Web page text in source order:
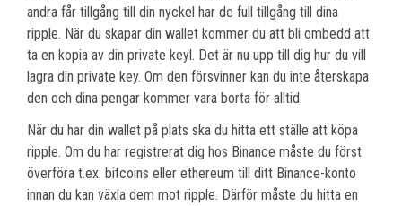
andra får tillgång till din nyckel har de full tillgång till dina
ripple. När du skapar din wallet kommer du att bli ombedd att
ta en kopia av din private keyl. Det är nu upp till dig hur du vill
lagra din private key. Om den försvinner kan du inte återskapa
den och dina pengar kommer vara borta för alltid.
När du har din wallet på plats ska du hitta ett ställe att köpa
ripple. Om du har registrerat dig hos Binance måste du först
överföra t.ex. bitcoins eller ethereum till ditt Binance-konto
innan du kan växla dem mot ripple. Därför måste du hitta en